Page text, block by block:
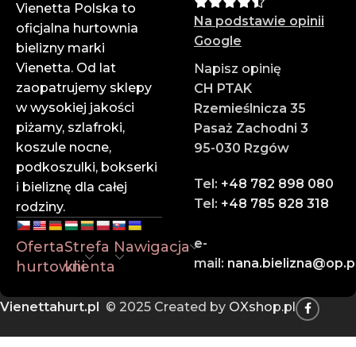
✔ Atrakcyjne ceny hurtowe
Zarabiaj więcej dzięki konkurencyjnym cenom i
wysokim marżom.
✔ Profesjonalna obsługa
Zespół doświadczonych doradców służy pomocą na
każdym etapie zamówienia.
✔ Szybka wysyłka
Dzięki sprawnej logistyce i współpracy z
renomowanymi firmami kurierskimi – Twoje
zamówienie dotrze na czas.
Zaufaj liderowi w branży hurtowej bielizny online.
Dołącz do naszych klientów i rozwijaj swój biznes z
Vienettą!
Vienetta Polska to
oficjalna hurtownia
bielizny marki
Vienetta. Od lat
zaopatrujemy sklepy
w wysokiej jakości
piżamy, szlafroki,
koszule nocne,
podkoszulki, bokserki
i bieliznę dla całej
rodziny.
Oferta
hurtowni
Strefa
klienta
Nawigacja
Na podstawie opinii
Google
Napisz opinię
CH PTAK
Rzemieślnicza 35
Pasaż Zachodni 3
95-030 Rzgów
Tel: +48 782 898 080
Tel: +48 785 828 318
e-
mail:
Vienettahurt.pl © 2025 Created by OXshop.pl